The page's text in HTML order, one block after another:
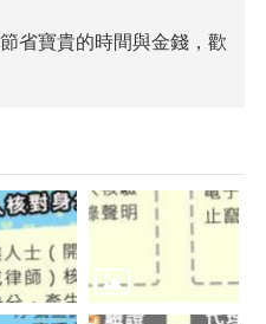
省寶貴的時間與金錢，歡